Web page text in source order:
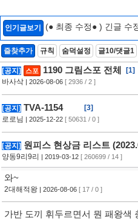
인기글보기 (● 최종 수정● ) 긴글 수
즐찾추가 규칙 숨덕설정 글10/댓글1
[공지] 스포 1190 그림스포 전체
[1]
바사삭 | 2026-08-06 [ 2936 / 2 ]
[공지] TVA-1154
[3]
로로님 | 2025-12-22 [ 50631 / 0 ]
[공지] 원피스 현상금 리스트
양동9리9리
| 2019-03-12 [ 260699 / 14 ]
와~
2대해적왕 | 2026-08-06 [ 17 / 0 ]
가반 도끼 휘두르면서 뭔 패왕색